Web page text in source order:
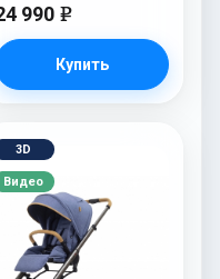
990 e
Купить
3D
Видео